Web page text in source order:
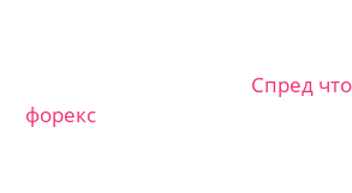
Спред
форекс